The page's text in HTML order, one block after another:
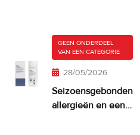
GEEN ONDERDEEL
VAN EEN CATEGORIE
28/05/2026
Seizoensgebonden
allergieën en een